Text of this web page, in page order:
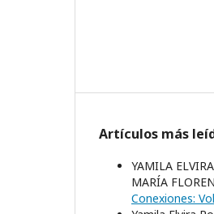
Artículos más
YAMILA
MARÍA
Conexiones: